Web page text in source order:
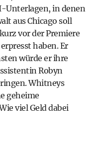
Unterlagen, in denen
aus Chicago soll
vor der Premiere
haben. Er
würde er ihre
Robyn
Whitneys
geheime
viel Geld dabei